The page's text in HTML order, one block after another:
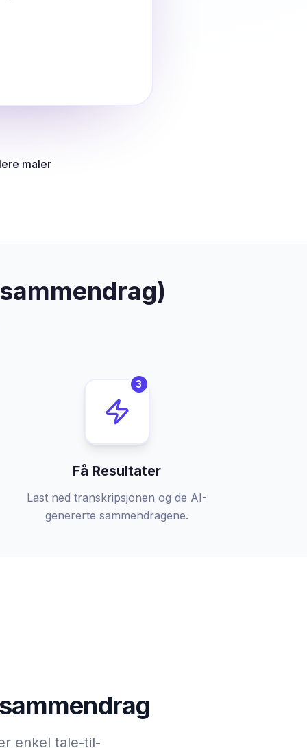
maler
3
Få Resultater
Last ned transkripsjonen og de AI-
genererte sammendragene.
enkel tale-til-